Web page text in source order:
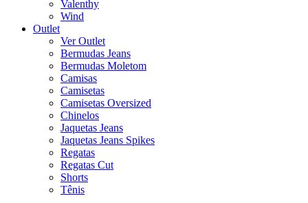
Valenthy
Wind
Outlet
Ver Outlet
Bermudas Jeans
Bermudas Moletom
Camisas
Camisetas
Camisetas Oversized
Chinelos
Jaquetas Jeans
Jaquetas Jeans Spikes
Regatas
Regatas Cut
Shorts
Tênis